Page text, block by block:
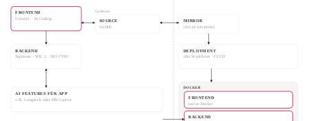
FRONTEND
Lovable · AI Coding
BACKEND
Supabase · SOC 2 · ISO 27001
AI FEATURES FÜR APP
z.B. Langdock oder MS Copilot
SOURCE
GitHub
Quellcode
MIRROR
GitLab (on-prem)
DEPLOYMENT
n8n Workflows · CI/CD
DOCKER
FRONTEND
native Docker
BACKEND